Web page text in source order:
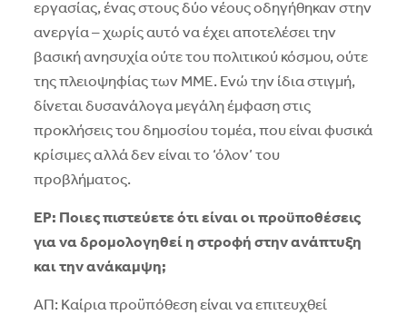
εργασίας, ένας στους δύο νέους οδηγήθηκαν στην
ανεργία – χωρίς αυτό να έχει αποτελέσει την
βασική ανησυχία ούτε του πολιτικού κόσμου, ούτε
της πλειοψηφίας των ΜΜΕ. Ενώ την ίδια στιγμή,
δίνεται δυσανάλογα μεγάλη έμφαση στις
προκλήσεις του δημοσίου τομέα, που είναι φυσικά
κρίσιμες αλλά δεν είναι το ‘όλον’ του
προβλήματος.
ΕΡ: Ποιες πιστεύετε ότι είναι οι προϋποθέσεις
για να δρομολογηθεί η στροφή στην ανάπτυξη
και την ανάκαμψη;
ΑΠ: Καίρια προϋπόθεση είναι να επιτευχθεί